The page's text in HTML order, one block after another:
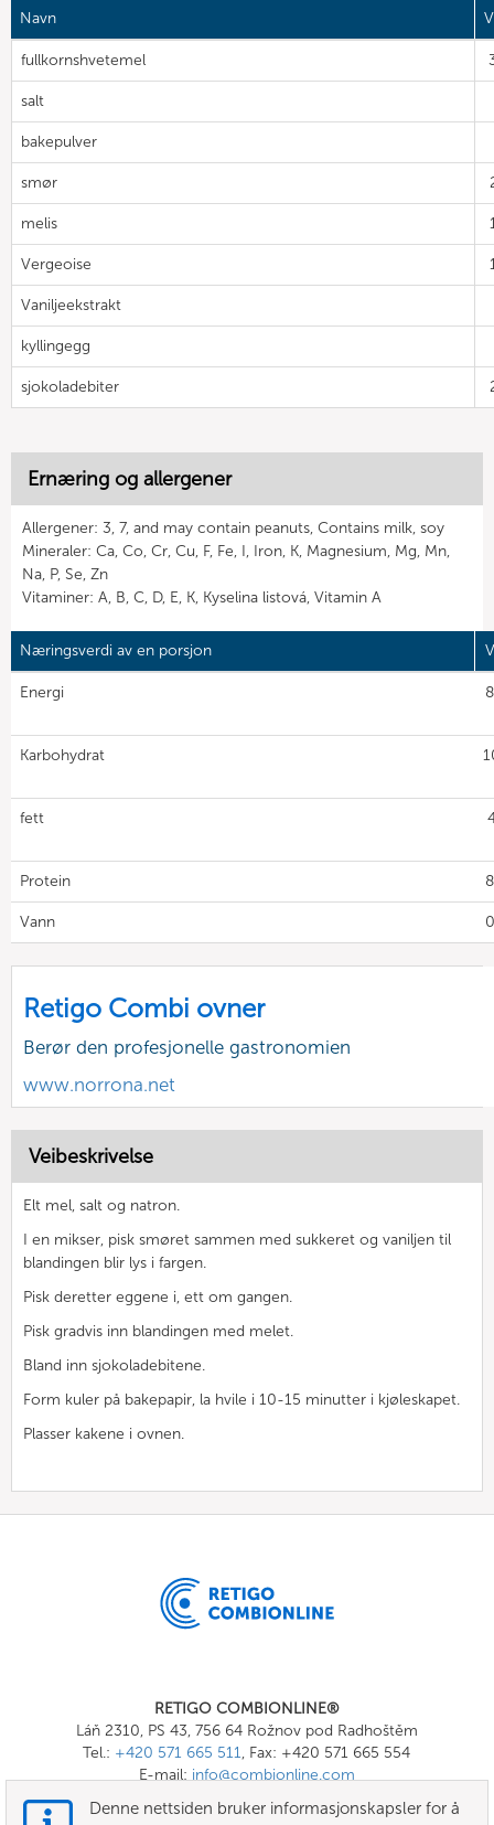
Navn
fullkornshvetemel
salt
bakepulver
smør
melis
Vergeoise
Vaniljeekstrakt
kyllingegg
sjokoladebiter
Ernæring og allergener
Allergener: 3, 7, and may contain peanuts, Contains milk, soy
Mineraler: Ca, Co, Cr, Cu, F, Fe, I, Iron, K, Magnesium, Mg, Mn,
Na, P, Se, Zn
Vitaminer: A, B, C, D, E, K, Kyselina listová, Vitamin A
Næringsverdi av en porsjon
Energi
Karbohydrat
fett
Protein
Vann
Retigo Combi ovner
Berør den profesjonelle gastronomien
www.norrona.net
Veibeskrivelse
Elt mel, salt og natron.
I en mikser, pisk smøret sammen med sukkeret og vaniljen til
blandingen blir lys i fargen.
Pisk deretter eggene i, ett om gangen.
Pisk gradvis inn blandingen med melet.
Bland inn sjokoladebitene.
Form kuler på bakepapir, la hvile i 10-15 minutter i kjøleskapet.
Plasser kakene i ovnen.
RETIGO COMBIONLINE®
Láň 2310, PS 43, 756 64 Rožnov pod Radhoštěm
Tel.: +420 571 665 511, Fax: +420 571 665 554
E-mail: info@combionline.com
Denne nettsiden bruker informasjonskapsler for å